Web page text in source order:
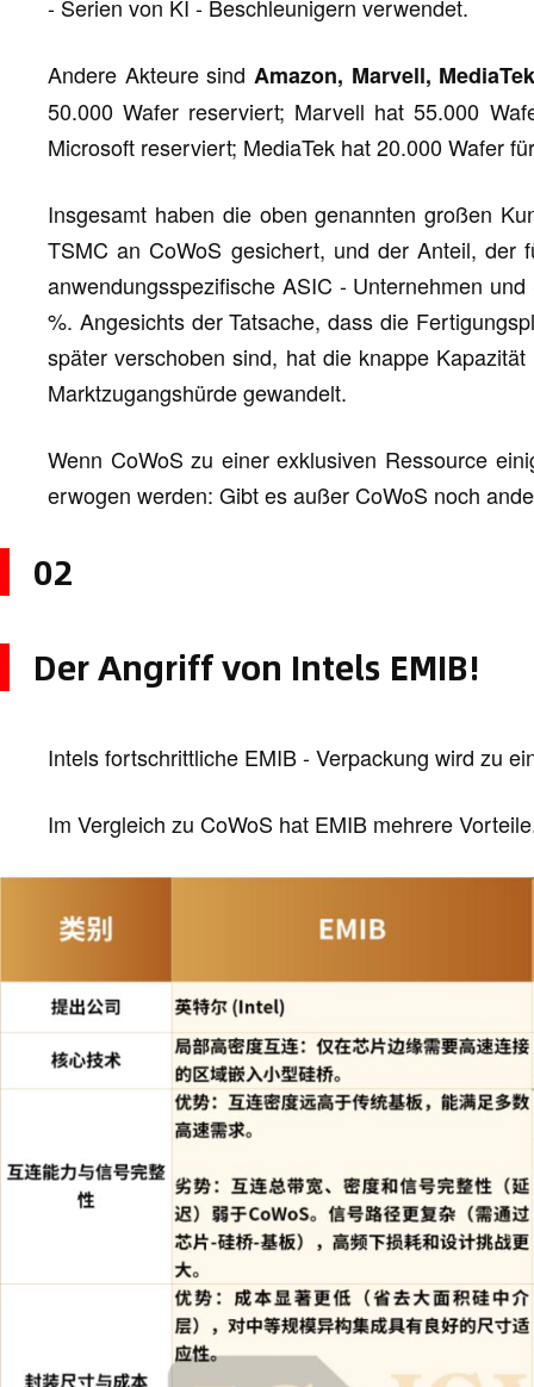
- Serien von KI - Beschleunigern verwendet.
Andere Akteure sind Amazon, Marvell,
50.000 Wafer reserviert; Marvell hat 55.000
Microsoft reserviert; MediaTek hat 20.000 Wafer
Insgesamt haben die oben genannten großen
TSMC an CoWoS gesichert, und der Anteil,
anwendungsspezifische ASIC - Unternehmen
%. Angesichts der Tatsache, dass die
später verschoben sind, hat die knappe
Marktzugangshürde gewandelt.
Wenn CoWoS zu einer exklusiven Ressource
erwogen werden: Gibt es außer CoWoS noch
02
Der Angriff von Intels EMIB!
Intels fortschrittliche EMIB - Verpackung wird zu
Im Vergleich zu CoWoS hat EMIB mehrere